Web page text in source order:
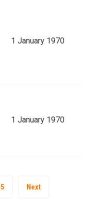
1 January 1970
1 January 1970
5 Next